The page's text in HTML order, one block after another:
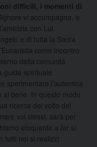
difficili, i momenti di
vi accompagna, è
con Lui
e di tutta la Sacra
come incontro
della comunità
spirituale.
sperimentare l’autentica
bene. In questo modo
ricerca del volto del
voi stessi, sarà per
eloquente a far sì
tutti noi si realizzi